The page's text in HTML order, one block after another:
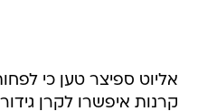
אליוט ספיצר טען כי
קרנות איפשרו לקרן